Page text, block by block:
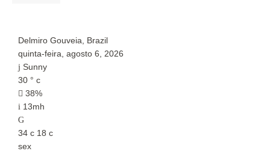
Delmiro Gouveia, Brazil
quinta-feira, agosto 6, 2026
Sunny
30 ° c
38%
13mh
34 c 18 c
sex